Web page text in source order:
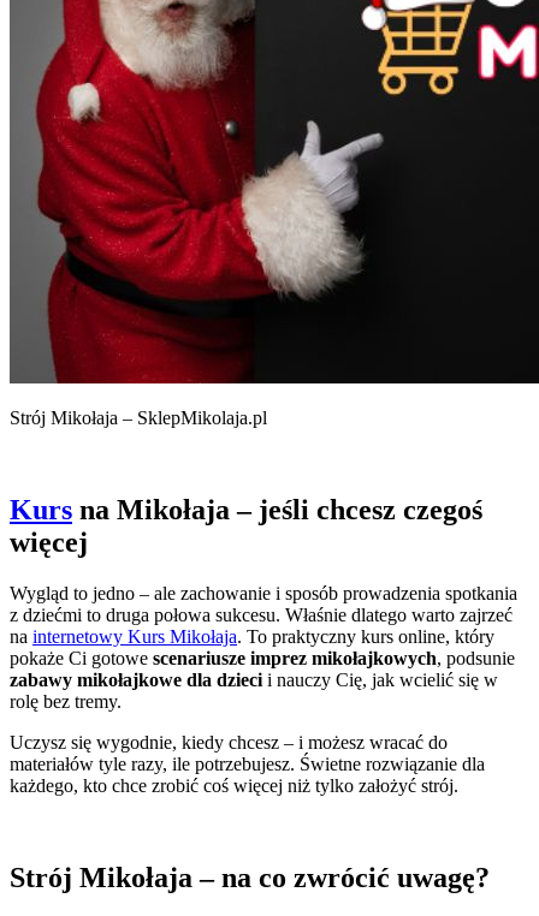
Strój Mikołaja – SklepMikolaja.pl
Kurs na Mikołaja – jeśli chcesz czegoś
więcej
Wygląd to jedno – ale zachowanie i sposób prowadzenia spotkania
z dziećmi to druga połowa sukcesu. Właśnie dlatego warto zajrzeć
na internetowy Kurs Mikołaja. To praktyczny kurs online, który
pokaże Ci gotowe scenariusze imprez mikołajkowych, podsunie
zabawy mikołajkowe dla dzieci i nauczy Cię, jak wcielić się w
rolę bez tremy.
Uczysz się wygodnie, kiedy chcesz – i możesz wracać do
materiałów tyle razy, ile potrzebujesz. Świetne rozwiązanie dla
każdego, kto chce zrobić coś więcej niż tylko założyć strój.
Strój Mikołaja – na co zwrócić uwagę?